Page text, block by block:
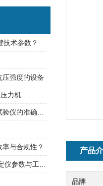
产品
品牌
技术参数？
压强度的设备
力机
与合规性？